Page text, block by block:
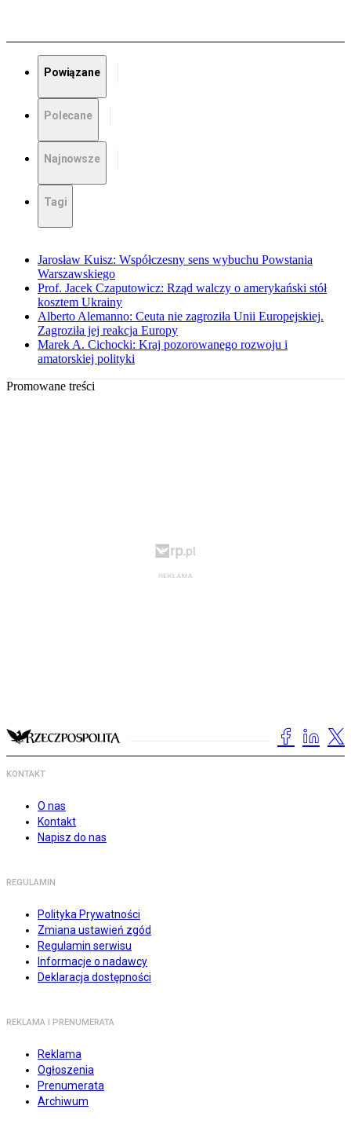
Powiązane
Polecane
Najnowsze
Tagi
Jarosław Kuisz: Współczesny sens wybuchu Powstania
Warszawskiego
Prof. Jacek Czaputowicz: Rząd walczy o amerykański stół
kosztem Ukrainy
Alberto Alemanno: Ceuta nie zagroziła Unii Europejskiej.
Zagroziła jej reakcja Europy
Marek A. Cichocki: Kraj pozorowanego rozwoju i
amatorskiej polityki
Promowane treści
KONTAKT
O nas
Kontakt
Napisz do nas
REGULAMIN
Polityka Prywatności
Zmiana ustawień zgód
Regulamin serwisu
Informacje o nadawcy
Deklaracja dostępności
REKLAMA I PRENUMERATA
Reklama
Ogłoszenia
Prenumerata
Archiwum